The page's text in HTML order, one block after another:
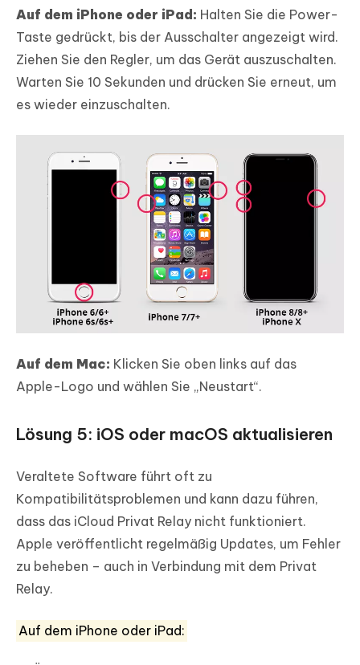
Auf dem iPhone oder iPad: Halten Sie die Power-
Taste gedrückt, bis der Ausschalter angezeigt wird.
Ziehen Sie den Regler, um das Gerät auszuschalten.
Warten Sie 10 Sekunden und drücken Sie erneut, um
es wieder einzuschalten.
Auf dem Mac: Klicken Sie oben links auf das
Apple-Logo und wählen Sie „Neustart“.
Lösung 5: iOS oder macOS aktualisieren
Veraltete Software führt oft zu
Kompatibilitätsproblemen und kann dazu führen,
dass das iCloud Privat Relay nicht funktioniert.
Apple veröffentlicht regelmäßig Updates, um Fehler
zu beheben – auch in Verbindung mit dem Privat
Relay.
Auf dem iPhone oder iPad: